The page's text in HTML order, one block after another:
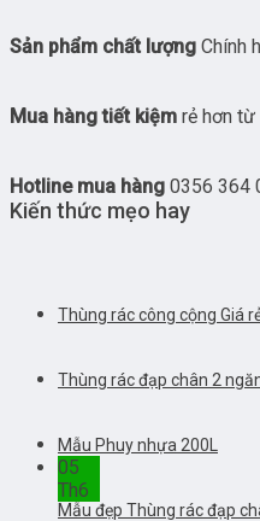
Sản phẩm chất lượng Chính
Mua hàng tiết kiệm rẻ hơn từ
Hotline mua hàng 0356 364
Kiến thức mẹo hay
Thùng rác công cộng Giá
Thùng rác đạp chân 2
Mẫu Phuy nhựa 200L
05
Th6
Mẫu đẹp Thùng rác đạp